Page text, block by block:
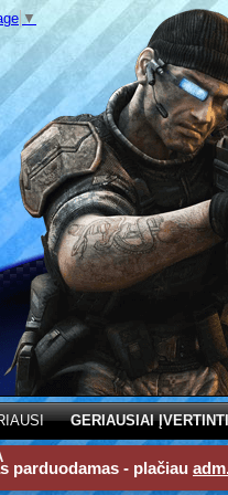
▼
GERIAUSIAI ĮVERTINTI
parduodamas - plačiau